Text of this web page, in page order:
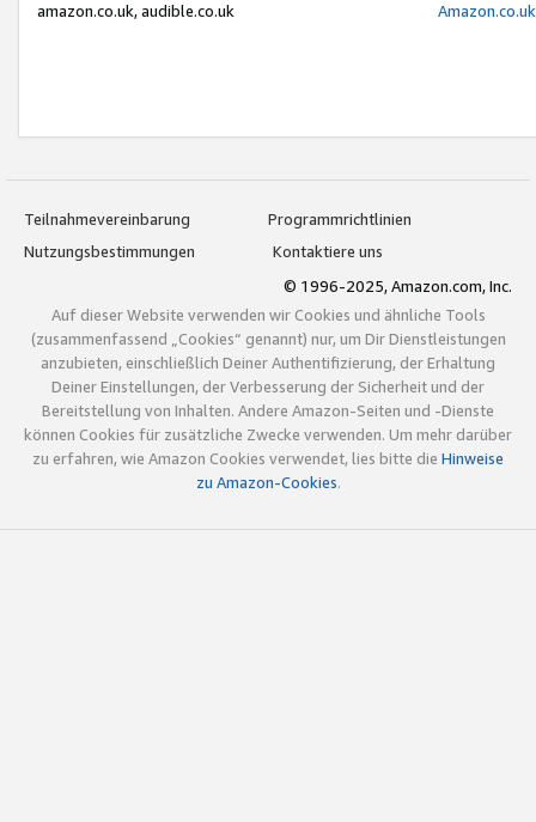
amazon.co.uk, audible.co.uk
Teilnahmevereinbarung
Programmrichtlinien
Nutzungsbestimmungen
Kontaktiere uns
© 1996-2025, Amazon.com, Inc.
Auf dieser Website verwenden wir Cookies und ähnliche Tools
(zusammenfassend „Cookies“ genannt) nur, um Dir Dienstleistungen
anzubieten, einschließlich Deiner Authentifizierung, der Erhaltung
Deiner Einstellungen, der Verbesserung der Sicherheit und der
Bereitstellung von Inhalten. Andere Amazon-Seiten und -Dienste
können Cookies für zusätzliche Zwecke verwenden. Um mehr darüber
zu erfahren, wie Amazon Cookies verwendet, lies bitte die Hinweise
zu Amazon-Cookies.